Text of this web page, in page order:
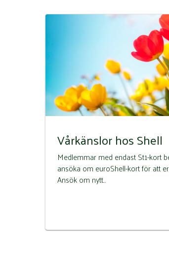
Vårkänslor hos Shell
Medlemmar med endast St1-kort
ansöka om euroShell-kort för att
Ansök om nytt…